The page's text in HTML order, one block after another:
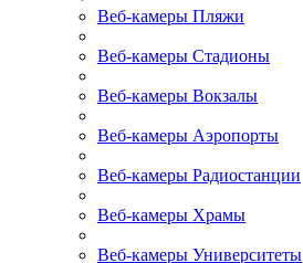
Веб-камеры Пляжи
Веб-камеры Стадионы
Веб-камеры Вокзалы
Веб-камеры Аэропорты
Веб-камеры Радиостанции
Веб-камеры Храмы
Веб-камеры Университеты